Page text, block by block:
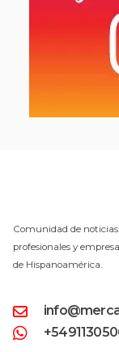
Comunidad de
profesionales y
de Hispanoamérica.